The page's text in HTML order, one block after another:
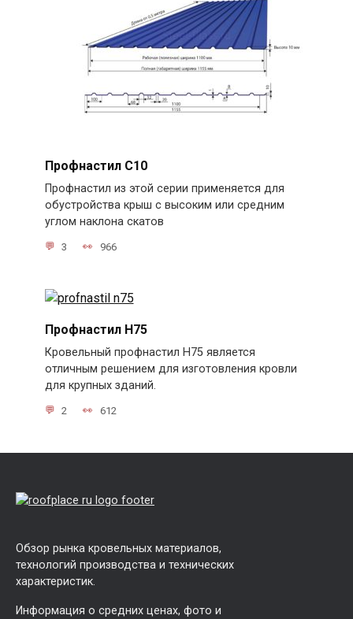
Профнастил С10
Профнастил из этой серии применяется для
обустройства крыш с высоким или средним
углом наклона скатов
3 966
Профнастил Н75
Кровельный профнастил Н75 является
отличным решением для изготовления кровли
для крупных зданий.
2 612
Обзор рынка кровельных материалов,
технологий производства и технических
характеристик.
Информация о средних ценах, фото и